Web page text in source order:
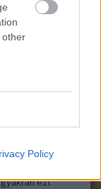
other
Policy
magadat
formája
ezt